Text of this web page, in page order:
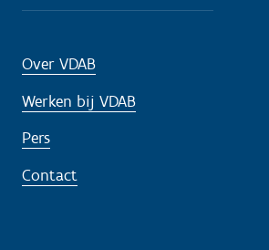
Over VDAB
Werken bij VDAB
Pers
Contact